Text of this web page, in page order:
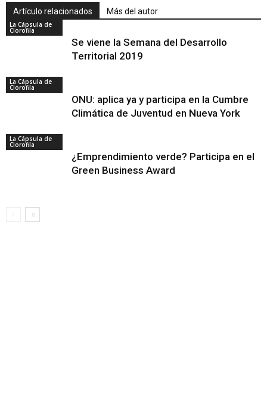
Artículo relacionados Más del autor
La Cápsula de
Clorofila
Se viene la Semana del Desarrollo
Territorial 2019
La Cápsula de
Clorofila
ONU: aplica ya y participa en la Cumbre
Climática de Juventud en Nueva York
La Cápsula de
Clorofila
¿Emprendimiento verde? Participa en el
Green Business Award